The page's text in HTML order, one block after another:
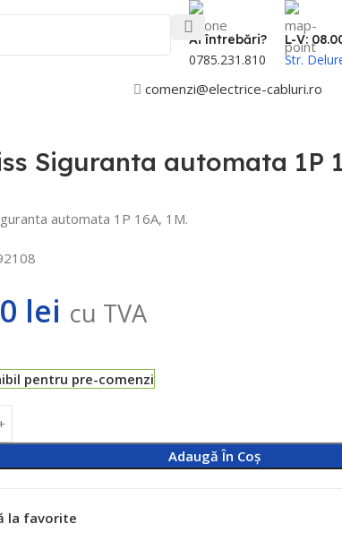
Ai întrebări?
0785.231.810
L-V:
Str.
comenzi@electrice-cabluri.ro
Siguranta automata 1P
automata 1P 16A, 1M.
lei cu TVA
pentru pre-comenzi
Adaugă În Coș
la favorite